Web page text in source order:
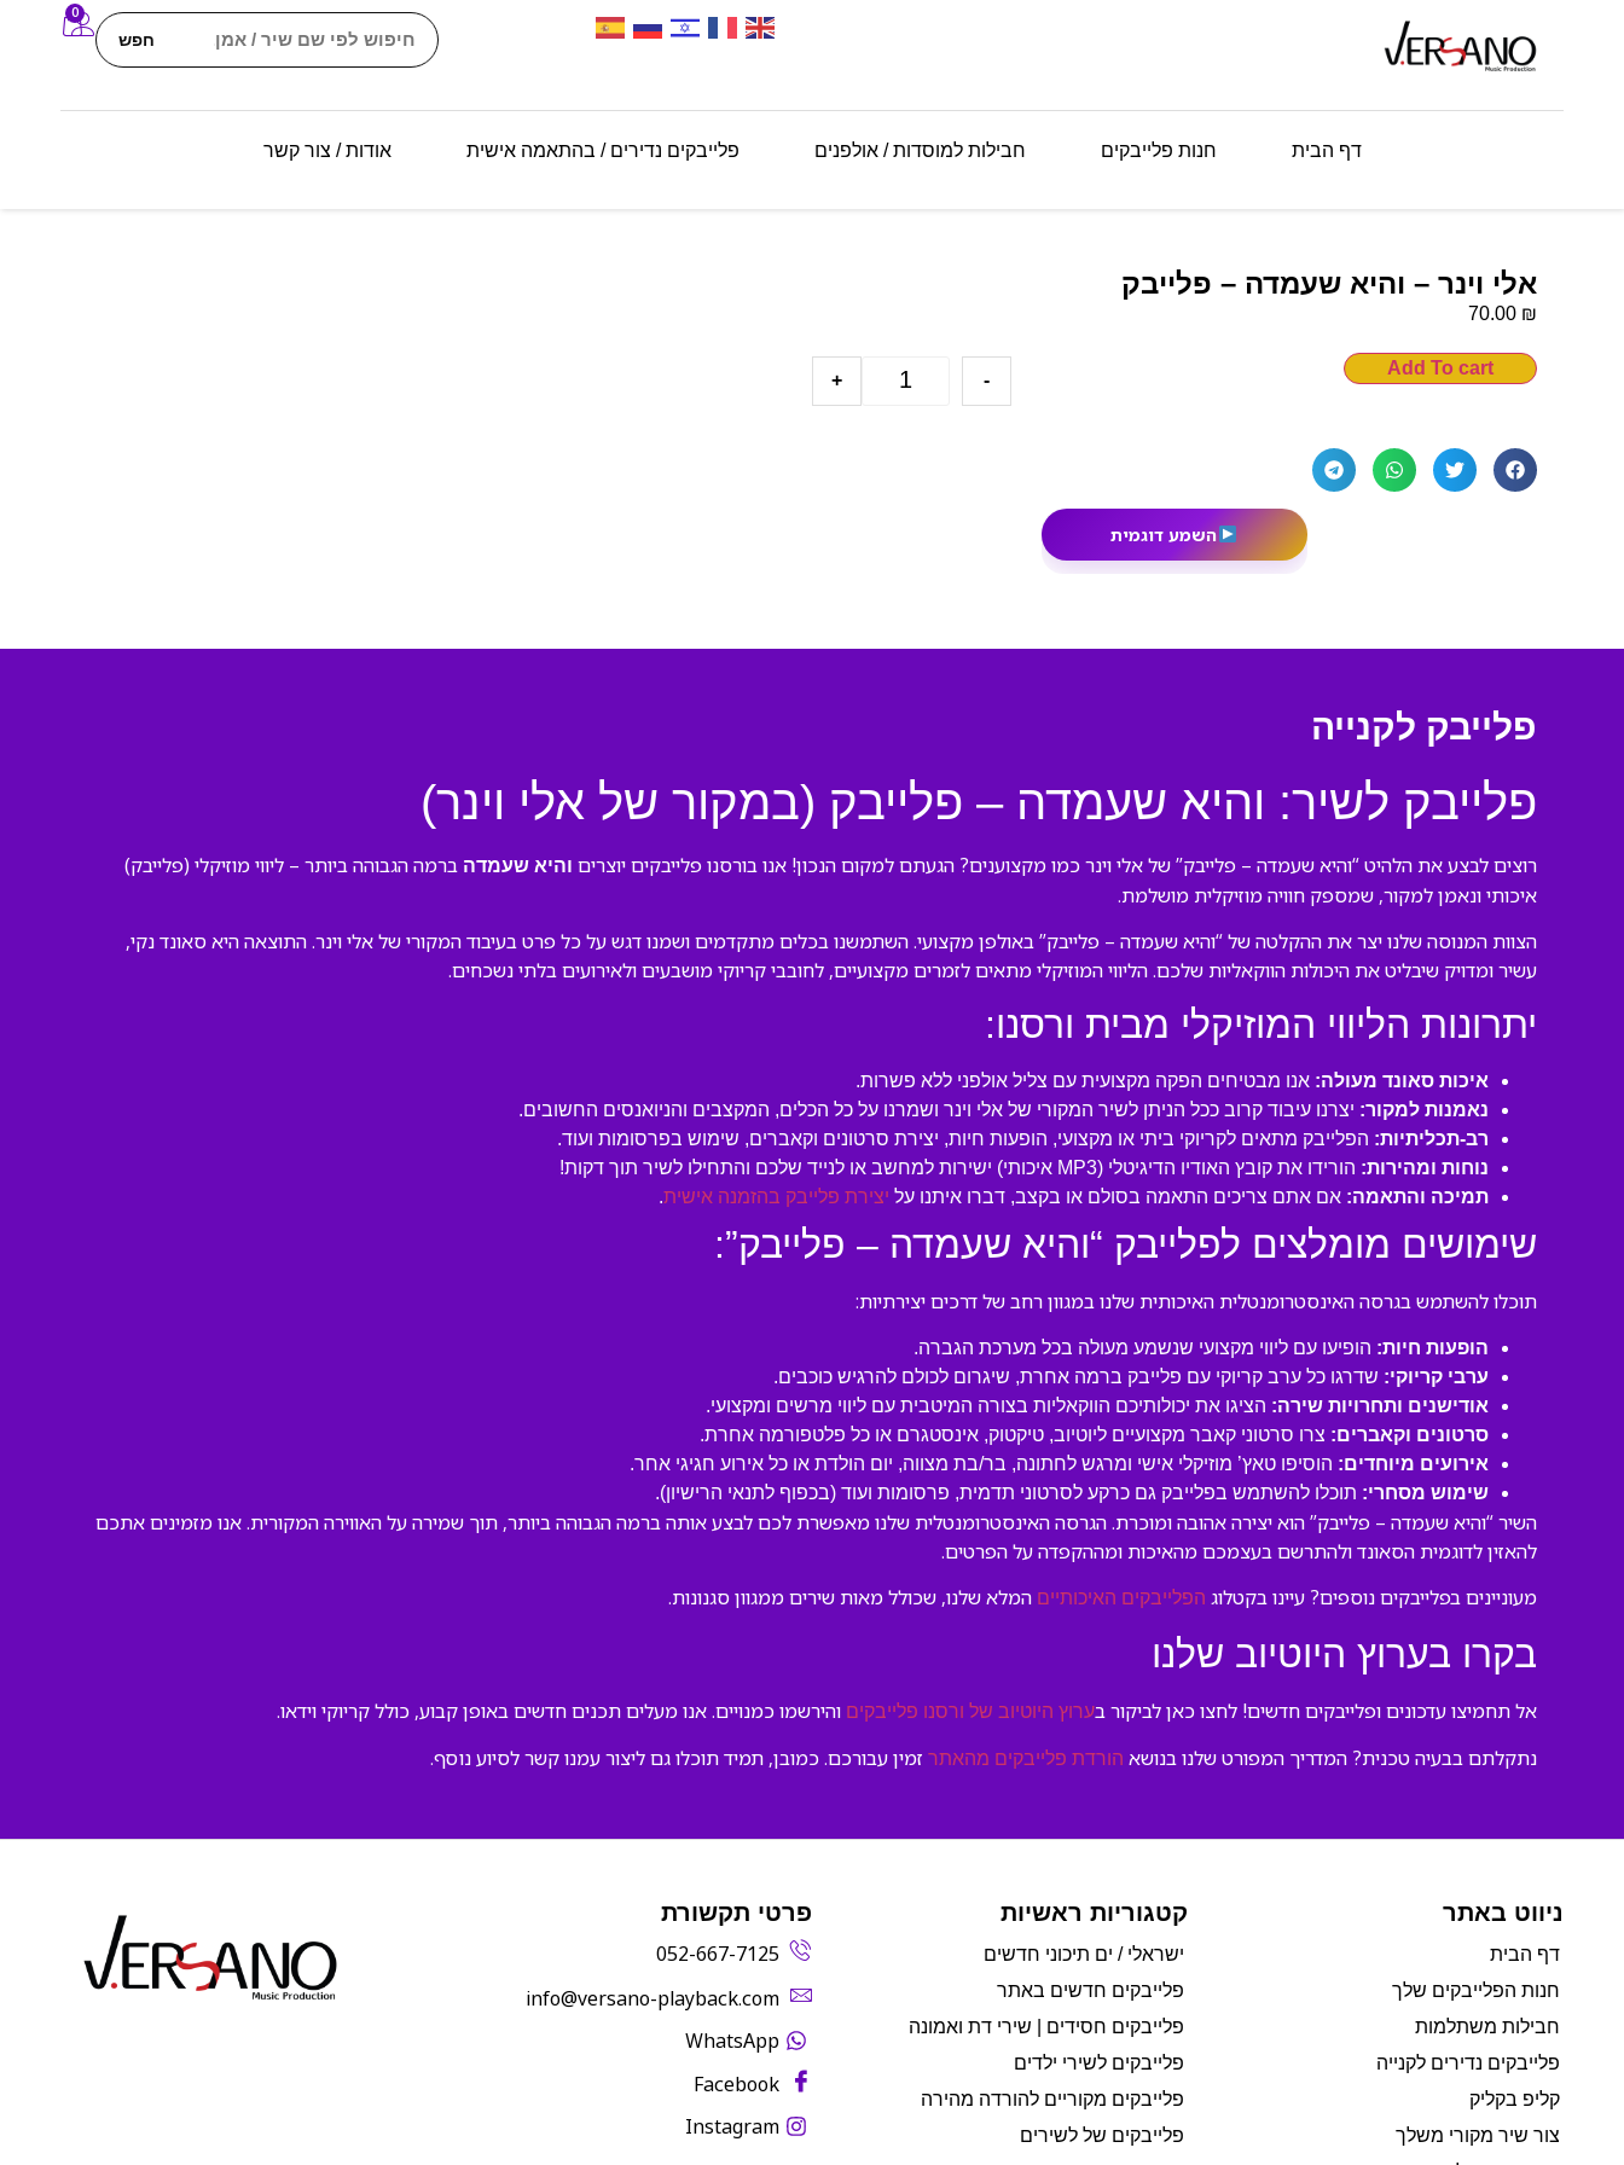
חפש
0
דף הבית חנות פלייבקים חבילות למוסדות / אולפנים פלייבקים נדירים / בהתאמה אישית אודות / צור קשר
אלי וינר – והיא שעמדה – פלייבק
70.00 ₪
-
+
Add To cart
השמע דוגמית
פלייבק לקנייה
פלייבק לשיר: והיא שעמדה – פלייבק (במקור של אלי וינר)
רוצים לבצע את הלהיט “והיא שעמדה – פלייבק” של אלי וינר כמו מקצוענים? הגעתם למקום הנכון! אנו בורסנו פלייבקים יוצרים והיא שעמדה ברמה הגבוהה ביותר – ליווי מוזיקלי (פלייבק)
איכותי ונאמן למקור, שמספק חוויה מוזיקלית מושלמת.
הצוות המנוסה שלנו יצר את ההקלטה של “והיא שעמדה – פלייבק” באולפן מקצועי. השתמשנו בכלים מתקדמים ושמנו דגש על כל פרט בעיבוד המקורי של אלי וינר. התוצאה היא סאונד נקי,
עשיר ומדויק שיבליט את היכולות הווקאליות שלכם. הליווי המוזיקלי מתאים לזמרים מקצועיים, לחובבי קריוקי מושבעים ולאירועים בלתי נשכחים.
יתרונות הליווי המוזיקלי מבית ורסנו:
איכות סאונד מעולה: אנו מבטיחים הפקה מקצועית עם צליל אולפני ללא פשרות.
נאמנות למקור: יצרנו עיבוד קרוב ככל הניתן לשיר המקורי של אלי וינר ושמרנו על כל הכלים, המקצבים והניואנסים החשובים.
רב-תכליתיות: הפלייבק מתאים לקריוקי ביתי או מקצועי, הופעות חיות, יצירת סרטונים וקאברים, שימוש בפרסומות ועוד.
נוחות ומהירות: הורידו את קובץ האודיו הדיגיטלי (MP3 איכותי) ישירות למחשב או לנייד שלכם והתחילו לשיר תוך דקות!
תמיכה והתאמה: אם אתם צריכים התאמה בסולם או בקצב, דברו איתנו על יצירת פלייבק בהזמנה אישית.
שימושים מומלצים לפלייבק “והיא שעמדה – פלייבק”:
תוכלו להשתמש בגרסה האינסטרומנטלית האיכותית שלנו במגוון רחב של דרכים יצירתיות:
הופעות חיות: הופיעו עם ליווי מקצועי שנשמע מעולה בכל מערכת הגברה.
ערבי קריוקי: שדרגו כל ערב קריוקי עם פלייבק ברמה אחרת, שיגרום לכולם להרגיש כוכבים.
אודישנים ותחרויות שירה: הציגו את יכולותיכם הווקאליות בצורה המיטבית עם ליווי מרשים ומקצועי.
סרטונים וקאברים: צרו סרטוני קאבר מקצועיים ליוטיוב, טיקטוק, אינסטגרם או כל פלטפורמה אחרת.
אירועים מיוחדים: הוסיפו טאץ’ מוזיקלי אישי ומרגש לחתונה, בר/בת מצווה, יום הולדת או כל אירוע חגיגי אחר.
שימוש מסחרי: תוכלו להשתמש בפלייבק גם כרקע לסרטוני תדמית, פרסומות ועוד (בכפוף לתנאי הרישיון).
השיר “והיא שעמדה – פלייבק” הוא יצירה אהובה ומוכרת. הגרסה האינסטרומנטלית שלנו מאפשרת לכם לבצע אותה ברמה הגבוהה ביותר, תוך שמירה על האווירה המקורית. אנו מזמינים אתכם
להאזין לדוגמית הסאונד ולהתרשם בעצמכם מהאיכות ומההקפדה על הפרטים.
מעוניינים בפלייבקים נוספים? עיינו בקטלוג הפלייבקים האיכותיים המלא שלנו, שכולל מאות שירים ממגוון סגנונות.
בקרו בערוץ היוטיוב שלנו
אל תחמיצו עדכונים ופלייבקים חדשים! לחצו כאן לביקור בערוץ היוטיוב של ורסנו פלייבקים והירשמו כמנויים. אנו מעלים תכנים חדשים באופן קבוע, כולל קריוקי וידאו.
נתקלתם בבעיה טכנית? המדריך המפורט שלנו בנושא הורדת פלייבקים מהאתר זמין עבורכם. כמובן, תמיד תוכלו גם ליצור עמנו קשר לסיוע נוסף.
ניווט באתר
דף הבית
חנות הפלייבקים שלך
חבילות משתלמות
פלייבקים נדירים לקנייה
קליפ בקליק
צור שיר מקורי משלך
קטגוריות ראשיות
ישראלי / ים תיכוני חדשים
פלייבקים חדשים באתר
פלייבקים חסידים | שירי דת ואמונה
פלייבקים לשירי ילדים
פלייבקים מקוריים להורדה מהירה
פלייבקים של לשירים
פרטי תקשורת
052-667-7125
‫info@versano-playback.com‬
WhatsApp
Facebook
Instagram